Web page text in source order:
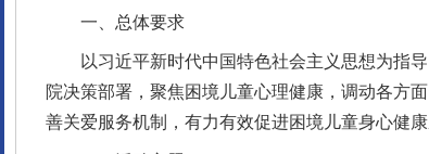
一、总体要求
以习近平新时代中国特色社会主义思想为指导
院决策部署，聚焦困境儿童心理健康，调动各方
善关爱服务机制，有力有效促进困境儿童身心健康